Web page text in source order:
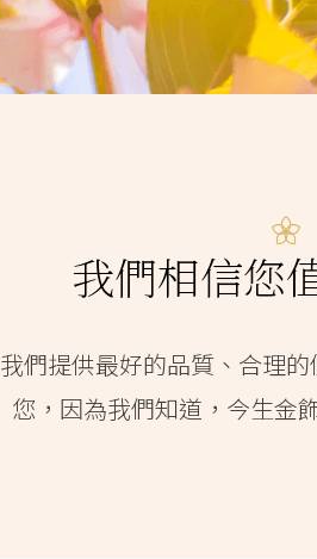
我們相信您
我們提供最好的品質、合理
您，因為我們知道，今生金